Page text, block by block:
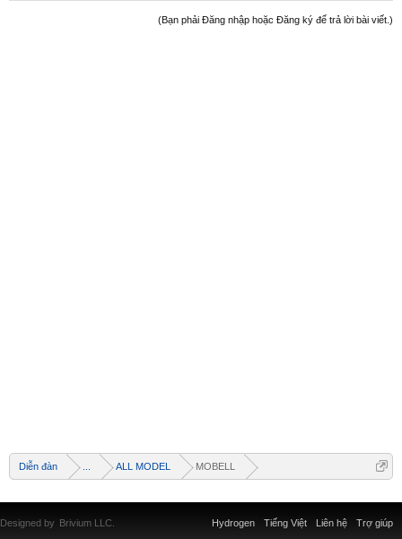
(Bạn phải Đăng nhập hoặc Đăng ký để trả lời bài viết.)
Diễn đàn ALL MODEL MOBELL
Liên hệ Trợ giúp
Hydrogen Tiếng Việt
Designed by Brivium LLC.